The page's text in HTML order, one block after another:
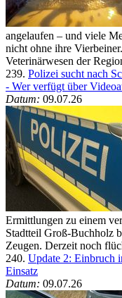
angelaufen – und viele
nicht ohne ihre
Veterinärwesen der
239. Polizei sucht nach
- Wer verfügt über
Datum: 09.07.26
Ermittlungen zu einem
Stadtteil Groß-Buchholz
Zeugen. Derzeit noch
240. Update 2: Einbruch
Einsatz
Datum: 09.07.26